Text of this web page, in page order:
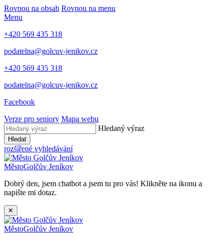
Rovnou na obsah Rovnou na menu
Menu
+420 569 435 318
podatelna@golcuv-jenikov.cz
+420 569 435 318
podatelna@golcuv-jenikov.cz
Facebook
Verze pro seniory Mapa webu
Hledaný výraz
Hledat
rozšířené vyhledávání
MěstoGolčův Jeníkov
Dobrý den, jsem chatbot a jsem tu pro vás! Klikněte na ikonu a
napište mi dotaz.
✕
MěstoGolčův Jeníkov